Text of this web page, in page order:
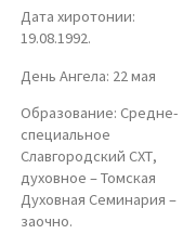
Дата хиротонии:
19.08.1992.
День Ангела: 22 мая
Образование: Средне-
специальное
Славгородский СХТ,
духовное – Томская
Духовная Семинария –
заочно.